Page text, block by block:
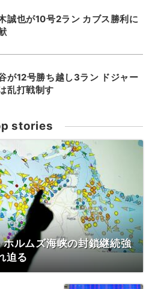
誠也が10号2ラン カブス勝利に
が12号勝ち越し3ラン ドジャー
乱打戦制す
stories
ルムズ海峡の封鎖継続強
迫る